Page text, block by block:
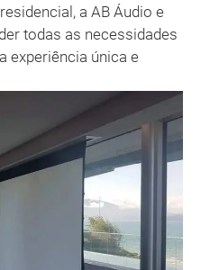
a AB Áudio e
todas as necessidades
experiência única e